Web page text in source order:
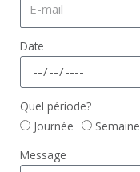
Date
Quel période?
Journée
Semaine
Message